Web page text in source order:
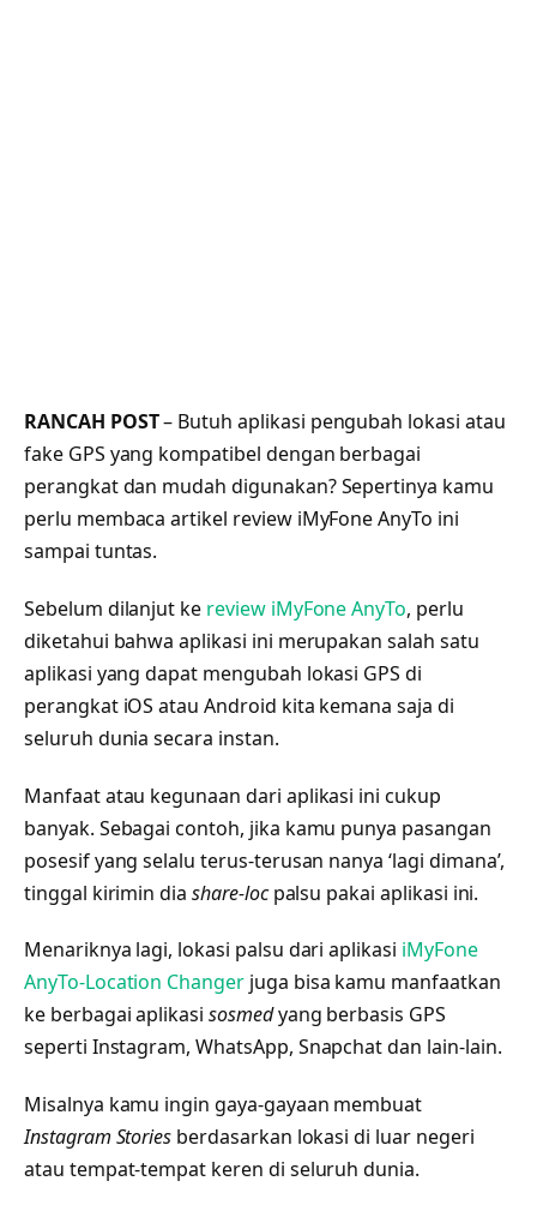
RANCAH POST– Butuh aplikasi pengubah lokasi atau
fake GPS yang kompatibel dengan berbagai
perangkat dan mudah digunakan? Sepertinya kamu
perlu membaca artikel review iMyFone AnyTo ini
sampai tuntas.
Sebelum dilanjut ke review iMyFone AnyTo, perlu
diketahui bahwa aplikasi ini merupakan salah satu
aplikasi yang dapat mengubah lokasi GPS di
perangkat iOS atau Android kita kemana saja di
seluruh dunia secara instan.
Manfaat atau kegunaan dari aplikasi ini cukup
banyak. Sebagai contoh, jika kamu punya pasangan
posesif yang selalu terus-terusan nanya ‘lagi dimana’,
tinggal kirimin diashare-locpalsu pakai aplikasi ini.
Menariknya lagi, lokasi palsu dari aplikasi iMyFone
AnyTo-Location Changerjuga bisa kamu manfaatkan
ke berbagai aplikasi sosmedyang berbasis GPS
seperti Instagram, WhatsApp, Snapchat dan lain-lain.
Misalnya kamu ingin gaya-gayaan membuat
Instagram Stories berdasarkan lokasi di luar negeri
atau tempat-tempat keren di seluruh dunia.